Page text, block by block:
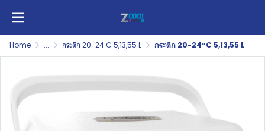
Home ... กระติก 20-24 C 5,13,55 L กระติก 20-24°C 5,13,55 L